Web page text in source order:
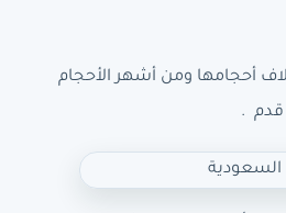
أحجامها ومن أشهر الأحجام